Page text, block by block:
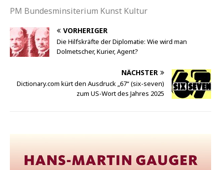
PM Bundesminsiterium Kunst Kultur
VORHERIGER
Die Hilfskräfte der Diplomatie: Wie wird man
Dolmetscher, Kurier, Agent?
NÄCHSTER
Dictionary.com kürt den Ausdruck „67“ (six-seven)
zum US-Wort des Jahres 2025